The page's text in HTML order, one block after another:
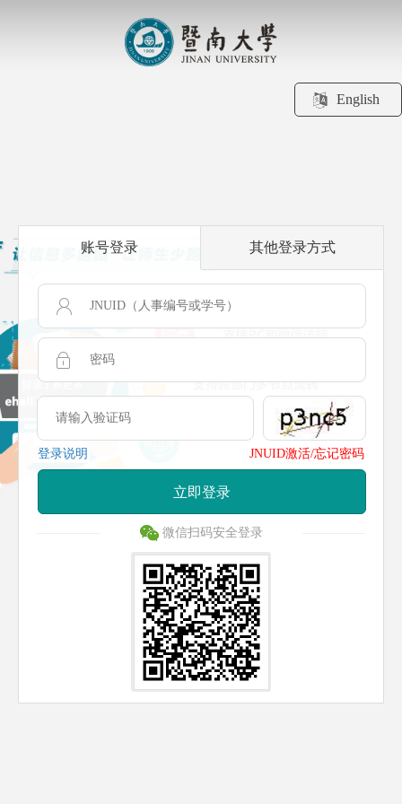
English
账号登录 其他登录方式
登录说明 JNUID激活/忘记密码
立即登录
微信扫码安全登录